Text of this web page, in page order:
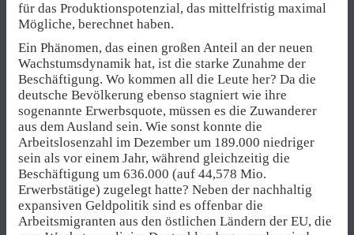
für das Produktionspotenzial, das mittelfristig maximal
Mögliche, berechnet haben.
Ein Phänomen, das einen großen Anteil an der neuen
Wachstumsdynamik hat, ist die starke Zunahme der
Beschäftigung. Wo kommen all die Leute her? Da die
deutsche Bevölkerung ebenso stagniert wie ihre
sogenannte Erwerbsquote, müssen es die Zuwanderer
aus dem Ausland sein. Wie sonst konnte die
Arbeitslosenzahl im Dezember um 189.000 niedriger
sein als vor einem Jahr, während gleichzeitig die
Beschäftigung um 636.000 (auf 44,578 Mio.
Erwerbstätige) zugelegt hatte? Neben der nachhaltig
expansiven Geldpolitik sind es offenbar die
Arbeitsmigranten aus den östlichen Ländern der EU, die